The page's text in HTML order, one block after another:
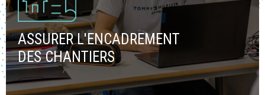
ASSURER L'ENCADREMENT
DES CHANTIERS